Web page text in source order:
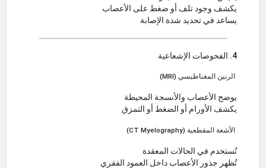
يكشف وجود تلف أو ضغط على الأعصاب
يساعد في تحديد شدة الإصابة
4. الفحوصات الإشعاعية
الرنين المغناطيسي (MRI)
يوضح الأعصاب والأنسجة المحيطة
يكشف الأورام أو الضغط أو التمزق
الأشعة المقطعية (CT Myelography)
تُستخدم في الحالات المعقدة
تُظهر جذور الأعصاب داخل العمود الفقري